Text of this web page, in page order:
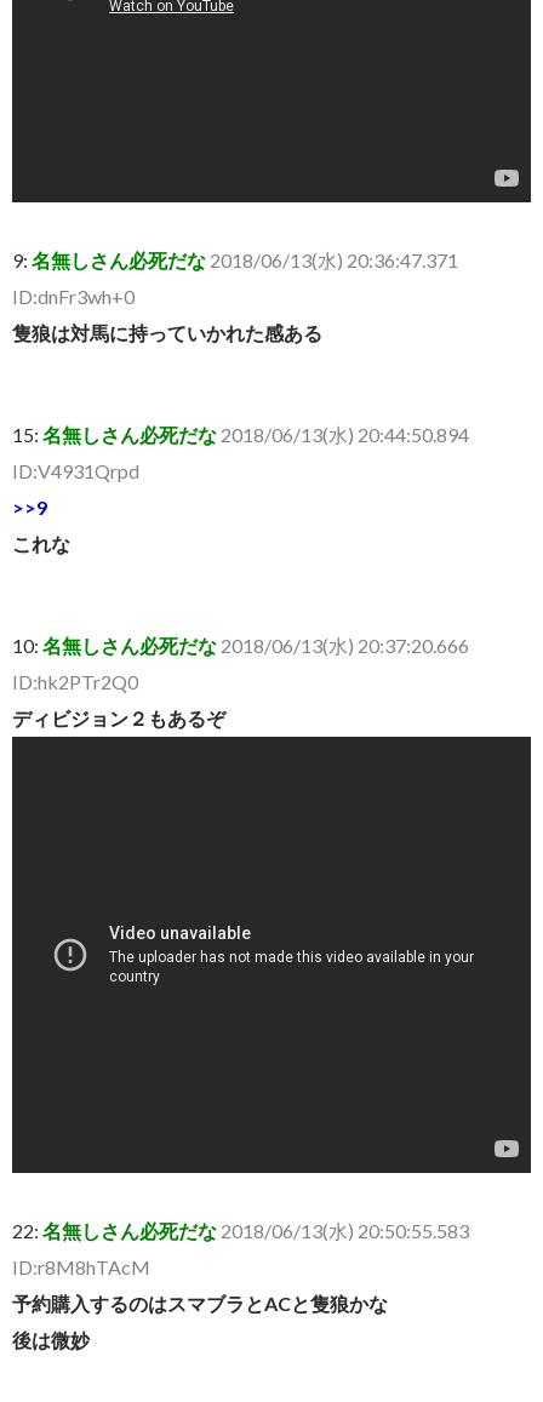
9: 名無しさん必死だな 2018/06/13(水) 20:36:47.371
ID:dnFr3wh+0
隻狼は対馬に持っていかれた感ある
15: 名無しさん必死だな 2018/06/13(水) 20:44:50.894
ID:V4931Qrpd
>>9
これな
10: 名無しさん必死だな 2018/06/13(水) 20:37:20.666
ID:hk2PTr2Q0
ディビジョン２もあるぞ
22: 名無しさん必死だな 2018/06/13(水) 20:50:55.583
ID:r8M8hTAcM
予約購入するのはスマブラとACと隻狼かな
後は微妙